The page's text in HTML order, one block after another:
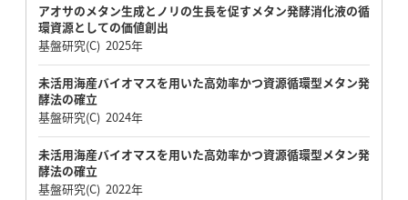
アオサのメタン生成とノリの生長を促すメタン発酵消化液の循
環資源としての価値創出
基盤研究(C) 2025年
未活用海産バイオマスを用いた高効率かつ資源循環型メタン発
酵法の確立
基盤研究(C) 2024年
未活用海産バイオマスを用いた高効率かつ資源循環型メタン発
酵法の確立
基盤研究(C) 2022年